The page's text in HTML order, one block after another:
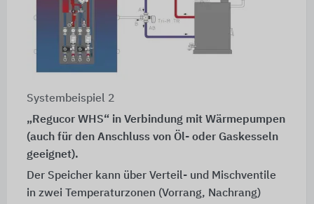
Systembeispiel 2
„Regucor WHS“ in Verbindung mit Wärmepumpen
(auch für den Anschluss von Öl- oder Gaskesseln
geeignet).
Der Speicher kann über Verteil- und Mischventile
in zwei Temperaturzonen (Vorrang, Nachrang)